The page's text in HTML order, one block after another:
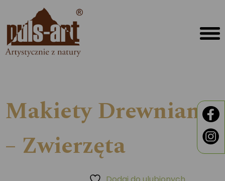
Makiety Drewniane
– Zwierzęta